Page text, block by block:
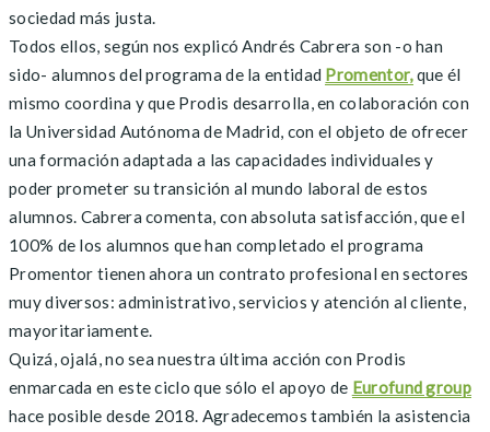
sociedad más justa.
Todos ellos, según nos explicó Andrés Cabrera son -o han
sido- alumnos del programa de la entidad Promentor,que él
mismo coordina y que Prodis desarrolla, en colaboración con
la Universidad Autónoma de Madrid, con el objeto de ofrecer
una formación adaptada a las capacidades individuales y
poder prometer su transición al mundo laboral de estos
alumnos. Cabrera comenta, con absoluta satisfacción, que el
100% de los alumnos que han completado el programa
Promentor tienen ahora un contrato profesional en sectores
muy diversos: administrativo, servicios y atención al cliente,
mayoritariamente.
Quizá, ojalá, no sea nuestra última acción con Prodis
enmarcada en este ciclo que sólo el apoyo de Eurofund group
hace posible desde 2018. Agradecemos también la asistencia